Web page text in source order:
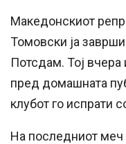
Македонскиот
Томовски ја заврши
Потсдам. Тој
пред домашната
клубот го испрати
На последниот меч